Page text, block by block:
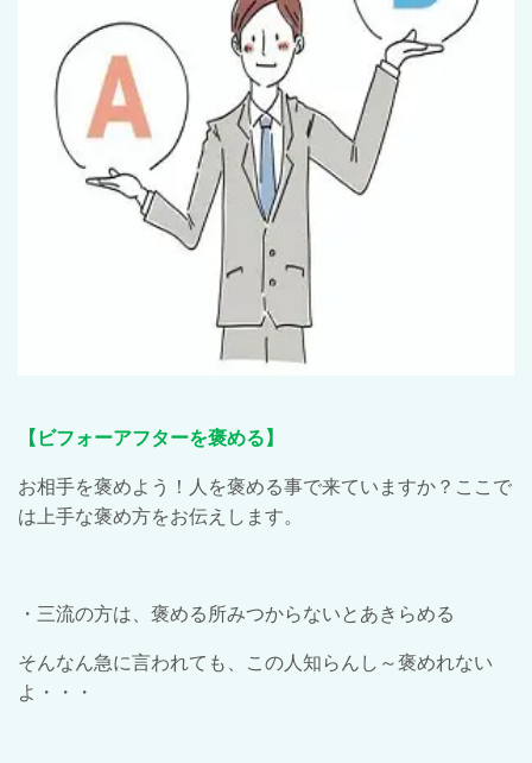
【ビフォーアフターを褒める】
お相手を褒めよう！人を褒める事で来ていますか？ここで
は上手な褒め方をお伝えします。
・三流の方は、褒める所みつからないとあきらめる
そんなん急に言われても、この人知らんし～褒めれない
よ・・・